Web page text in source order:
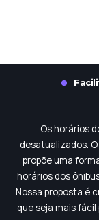
Os horários
desatualizados.
propõe uma
horários dos
Nossa proposta é
que seja mais